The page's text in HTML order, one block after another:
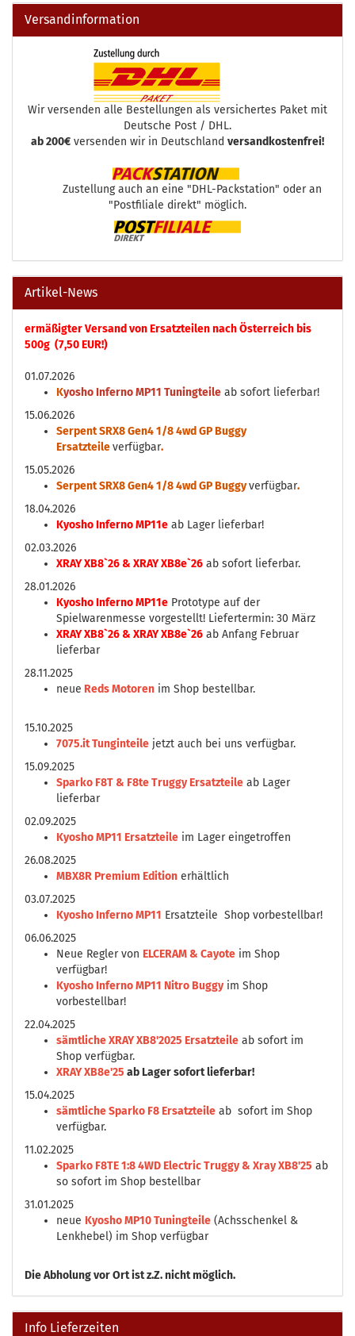
Versandinformation
Wir versenden alle Bestellungen als versichertes Paket mit
Deutsche Post / DHL.
ab 200€ versenden wir in Deutschland versandkostenfrei!
Zustellung auch an eine "DHL-Packstation" oder an
"Postfiliale direkt" möglich.
Artikel-News
ermäßigter Versand von Ersatzteilen nach Österreich bis
500g (7,50 EUR!)
01.07.2026
Kyosho Inferno MP11 Tuningteile ab sofort lieferbar!
15.06.2026
Serpent SRX8 Gen4 1/8 4wd GP Buggy
Ersatzteileverfügbar.
15.05.2026
Serpent SRX8 Gen4 1/8 4wd GP Buggyverfügbar.
18.04.2026
Kyosho Inferno MP11e ab Lager lieferbar!
02.03.2026
XRAY XB8`26 & XRAY XB8e`26 ab sofort lieferbar.
28.01.2026
Kyosho Inferno MP11e Prototype auf der
Spielwarenmesse vorgestellt! Liefertermin: 30 März
XRAY XB8`26 & XRAY XB8e`26 ab Anfang Februar
lieferbar
28.11.2025
neue Reds Motoren im Shop bestellbar.
15.10.2025
7075.it Tunginteile jetzt auch bei uns verfügbar.
15.09.2025
Sparko F8T & F8te Truggy Ersatzteile ab Lager
lieferbar
02.09.2025
Kyosho MP11 Ersatzteile im Lager eingetroffen
26.08.2025
MBX8R Premium Edition erhältlich
03.07.2025
Kyosho Inferno MP11 Ersatzteile Shop vorbestellbar!
06.06.2025
Neue Regler von ELCERAM & Cayote im Shop
verfügbar!
Kyosho Inferno MP11 Nitro Buggyim Shop
vorbestellbar!
22.04.2025
sämtliche XRAY XB8'2025 Ersatzteile ab sofort im
Shop verfügbar.
XRAY XB8e'25 ab Lager sofort lieferbar!
15.04.2025
sämtliche Sparko F8 Ersatzteile ab sofort im Shop
verfügbar.
11.02.2025
Sparko F8TE 1:8 4WD Electric Truggy & Xray XB8'25 ab
so sofort im Shop bestellbar
31.01.2025
neue Kyosho MP10 Tuningteile (Achsschenkel &
Lenkhebel) im Shop verfügbar
DieAbholung vor Ort ist z.Z. nicht möglich.
Info Lieferzeiten